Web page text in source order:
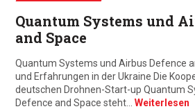
Quantum Systems und
and Space
Quantum Systems und Airbus Defence
und Erfahrungen in der Ukraine Die
deutschen Drohnen-Start-up Quantum
Defence and Space steht… Weiterlesen